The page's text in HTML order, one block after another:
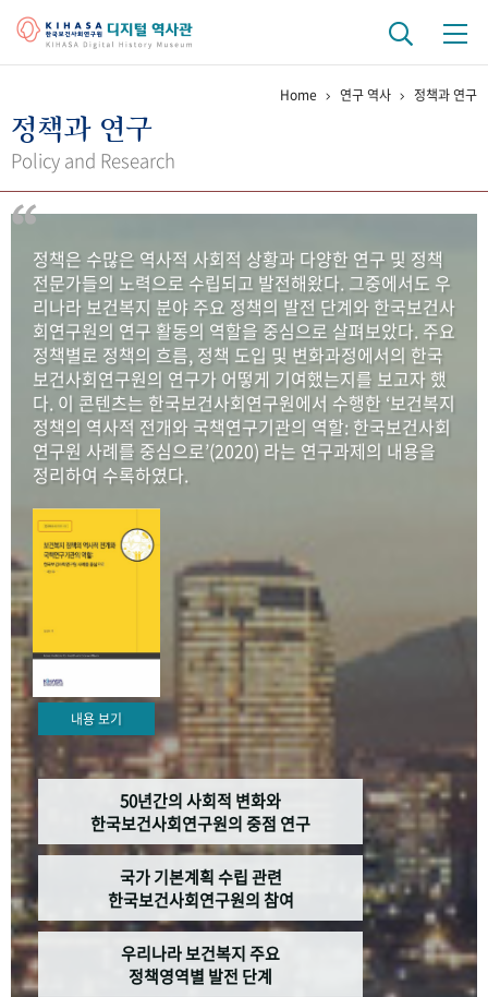
걸어온 길 기관 변천사
연구 역사
정책과 연구 키워드로 보는 연구 역사
연구자들
간행물 변천사
기록물 아카이브
사진 아카이브 문서 기록물 행정박물 영상 기록물
50+1주년 기념
성과 50선 숫자로 보는 50년
세계와 함께 한 KIHASA
VR 역사관
Home 연구 역사 정책과 연구
정책과 연구
Policy and Research
정책은 수많은 역사적 사회적 상황과 다양한 연구 및 정책
전문가들의 노력으로 수립되고 발전해왔다. 그중에서도 우
리나라 보건복지 분야 주요 정책의 발전 단계와 한국보건사
회연구원의 연구 활동의 역할을 중심으로 살펴보았다. 주요
정책별로 정책의 흐름, 정책 도입 및 변화과정에서의 한국
보건사회연구원의 연구가 어떻게 기여했는지를 보고자 했
다. 이 콘텐츠는 한국보건사회연구원에서 수행한 ‘보건복지
정책의 역사적 전개와 국책연구기관의 역할: 한국보건사회
연구원 사례를 중심으로’(2020) 라는 연구과제의 내용을
정리하여 수록하였다.
내용 보기
50년간의 사회적 변화와
한국보건사회연구원의 중점 연구
국가 기본계획 수립 관련
한국보건사회연구원의 참여
우리나라 보건복지 주요
정책영역별 발전 단계